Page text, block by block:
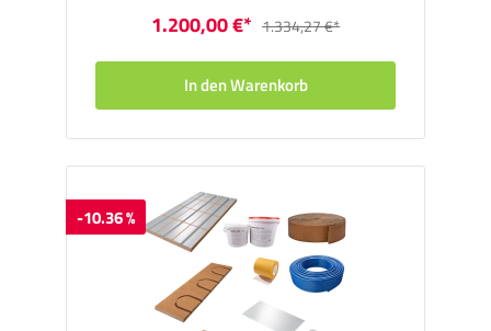
1.200,00 €* 1.334,27 €*
In den Warenkorb
-10.36 %